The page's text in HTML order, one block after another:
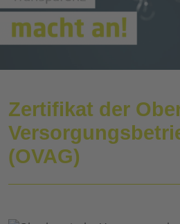
Zertifikat der
(OVAG)